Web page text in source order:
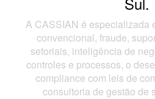
A CASSIAN é especializada
convencional, fraude,
setoriais, inteligência de
controles e processos, o
compliance com leis de
consultoria de gestão de